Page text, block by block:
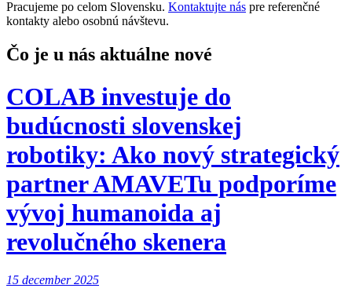
Pracujeme po celom Slovensku. Kontaktujte nás pre referenčné
kontakty alebo osobnú návštevu.
Čo je u nás aktuálne nové
COLAB investuje do
budúcnosti slovenskej
robotiky: Ako nový strategický
partner AMAVETu podporíme
vývoj humanoida aj
revolučného skenera
15 december 2025